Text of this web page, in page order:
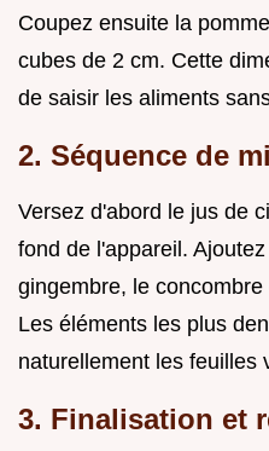
Coupez ensuite la
cubes de 2 cm. Cette
de saisir les aliments
2. Séquence de
Versez d'abord le jus de
fond de l'appareil.
gingembre, le
Les éléments les plus
naturellement les feuilles
3. Finalisation et